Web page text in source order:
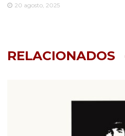
20 agosto, 2025
RELACIONADOS